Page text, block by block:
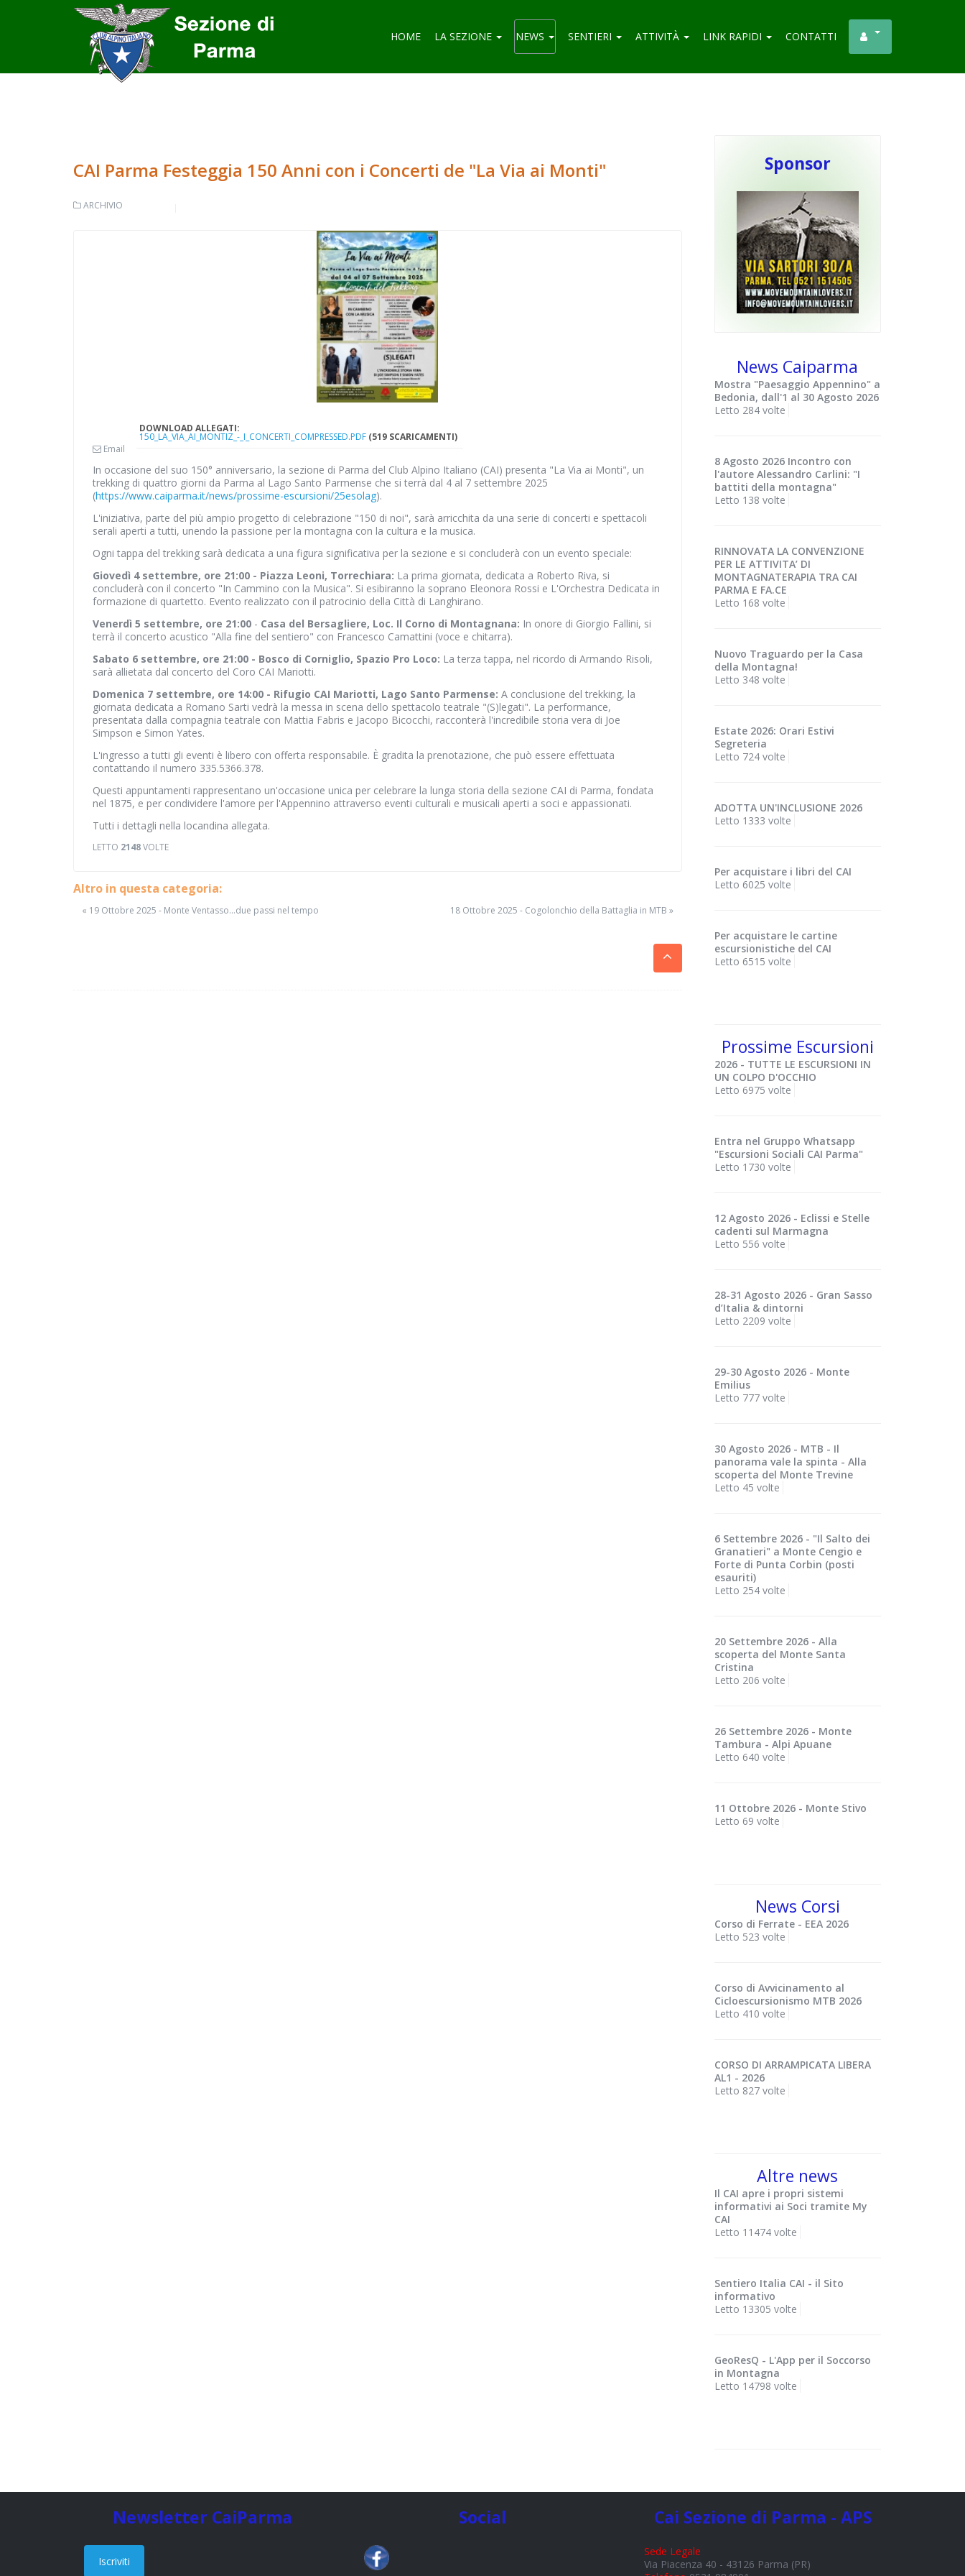
HOME LA SEZIONE NEWS SENTIERI ATTIVITÀ LINK RAPIDI CONTATTI
CAI Parma Festeggia 150 Anni con i Concerti de "La Via ai Monti"
ARCHIVIO
Email
DOWNLOAD ALLEGATI:
150_LA_VIA_AI_MONTIZ_-_I_CONCERTI_COMPRESSED.PDF (519 SCARICAMENTI)
In occasione del suo 150° anniversario, la sezione di Parma del Club Alpino Italiano (CAI) presenta "La Via ai Monti", un
trekking di quattro giorni da Parma al Lago Santo Parmense che si terrà dal 4 al 7 settembre 2025
(https://www.caiparma.it/news/prossime-escursioni/25esolag).
L'iniziativa, parte del più ampio progetto di celebrazione "150 di noi", sarà arricchita da una serie di concerti e spettacoli
serali aperti a tutti, unendo la passione per la montagna con la cultura e la musica.
Ogni tappa del trekking sarà dedicata a una figura significativa per la sezione e si concluderà con un evento speciale:
Giovedì 4 settembre, ore 21:00 - Piazza Leoni, Torrechiara: La prima giornata, dedicata a Roberto Riva, si
concluderà con il concerto "In Cammino con la Musica". Si esibiranno la soprano Eleonora Rossi e L'Orchestra Dedicata in
formazione di quartetto. Evento realizzato con il patrocinio della Città di Langhirano.
Venerdì 5 settembre, ore 21:00 - Casa del Bersagliere, Loc. Il Corno di Montagnana: In onore di Giorgio Fallini, si
terrà il concerto acustico "Alla fine del sentiero" con Francesco Camattini (voce e chitarra).
Sabato 6 settembre, ore 21:00 - Bosco di Corniglio, Spazio Pro Loco: La terza tappa, nel ricordo di Armando Risoli,
sarà allietata dal concerto del Coro CAI Mariotti.
Domenica 7 settembre, ore 14:00 - Rifugio CAI Mariotti, Lago Santo Parmense: A conclusione del trekking, la
giornata dedicata a Romano Sarti vedrà la messa in scena dello spettacolo teatrale "(S)legati". La performance,
presentata dalla compagnia teatrale con Mattia Fabris e Jacopo Bicocchi, racconterà l'incredibile storia vera di Joe
Simpson e Simon Yates.
L'ingresso a tutti gli eventi è libero con offerta responsabile. È gradita la prenotazione, che può essere effettuata
contattando il numero 335.5366.378.
Questi appuntamenti rappresentano un'occasione unica per celebrare la lunga storia della sezione CAI di Parma, fondata
nel 1875, e per condividere l'amore per l'Appennino attraverso eventi culturali e musicali aperti a soci e appassionati.
Tutti i dettagli nella locandina allegata.
LETTO 2148VOLTE
Altro in questa categoria:
« 19 Ottobre 2025 - Monte Ventasso...due passi nel tempo 18 Ottobre 2025 - Cogolonchio della Battaglia in MTB »
Sponsor
News Caiparma
Mostra "Paesaggio Appennino" a
Bedonia, dall'1 al 30 Agosto 2026
Letto 284 volte
8 Agosto 2026 Incontro con
l'autore Alessandro Carlini: "I
battiti della montagna"
Letto 138 volte
RINNOVATA LA CONVENZIONE
PER LE ATTIVITA’ DI
MONTAGNATERAPIA TRA CAI
PARMA E FA.CE
Letto 168 volte
Nuovo Traguardo per la Casa
della Montagna!
Letto 348 volte
Estate 2026: Orari Estivi
Segreteria
Letto 724 volte
ADOTTA UN'INCLUSIONE 2026
Letto 1333 volte
Per acquistare i libri del CAI
Letto 6025 volte
Per acquistare le cartine
escursionistiche del CAI
Letto 6515 volte
Prossime Escursioni
2026 - TUTTE LE ESCURSIONI IN
UN COLPO D'OCCHIO
Letto 6975 volte
Entra nel Gruppo Whatsapp
"Escursioni Sociali CAI Parma"
Letto 1730 volte
12 Agosto 2026 - Eclissi e Stelle
cadenti sul Marmagna
Letto 556 volte
28-31 Agosto 2026 - Gran Sasso
d’Italia & dintorni
Letto 2209 volte
29-30 Agosto 2026 - Monte
Emilius
Letto 777 volte
30 Agosto 2026 - MTB - Il
panorama vale la spinta - Alla
scoperta del Monte Trevine
Letto 45 volte
6 Settembre 2026 - "Il Salto dei
Granatieri" a Monte Cengio e
Forte di Punta Corbin (posti
esauriti)
Letto 254 volte
20 Settembre 2026 - Alla
scoperta del Monte Santa
Cristina
Letto 206 volte
26 Settembre 2026 - Monte
Tambura - Alpi Apuane
Letto 640 volte
11 Ottobre 2026 - Monte Stivo
Letto 69 volte
News Corsi
Corso di Ferrate - EEA 2026
Letto 523 volte
Corso di Avvicinamento al
Cicloescursionismo MTB 2026
Letto 410 volte
CORSO DI ARRAMPICATA LIBERA
AL1 - 2026
Letto 827 volte
Altre news
Il CAI apre i propri sistemi
informativi ai Soci tramite My
CAI
Letto 11474 volte
Sentiero Italia CAI - il Sito
informativo
Letto 13305 volte
GeoResQ - L'App per il Soccorso
in Montagna
Letto 14798 volte
Newsletter CaiParma
Iscriviti
Social Cai Sezione di Parma - APS
Sede Legale
Via Piacenza 40 - 43126 Parma (PR)